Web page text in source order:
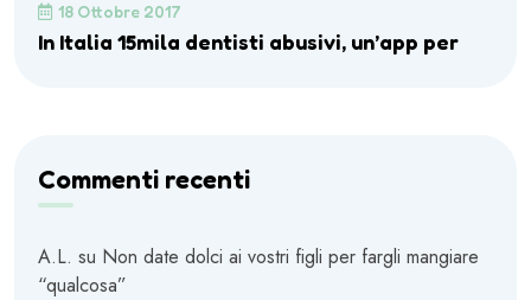
18 Ottobre 2017
In Italia 15mila dentisti abusivi, un’app per
Commenti recenti
A.L. su Non date dolci ai vostri figli per fargli mangiare
“qualcosa”